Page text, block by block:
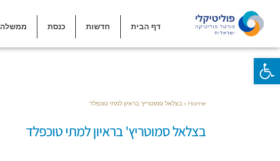
דף הבית חדשות כנסת ממשלה
Home
» בצלאל סמוטריץ' בראיון למתי טוכפלד
בצלאל סמוטריץ' בראיון למתי טוכפלד
פתח סרגל נגישות